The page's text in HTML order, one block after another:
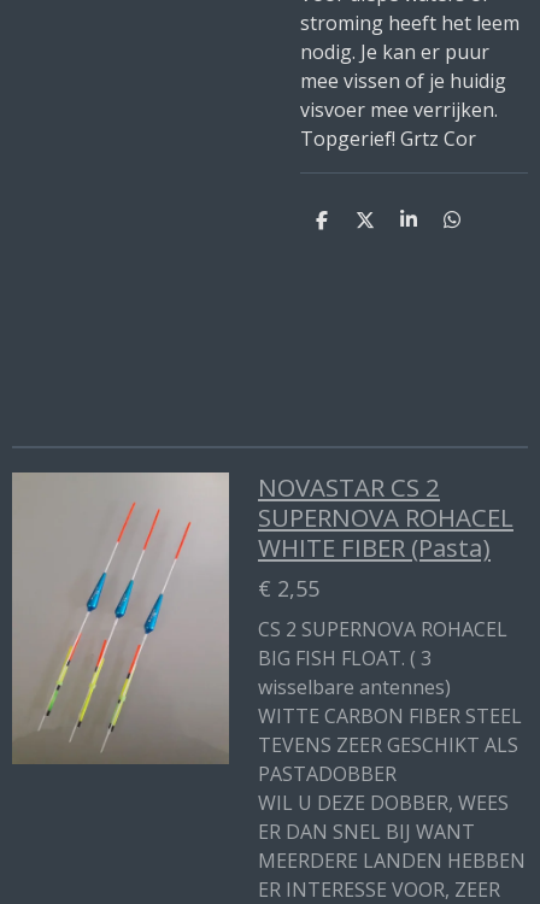
stroming heeft het leem
nodig. Je kan er puur
mee vissen of je huidig
visvoer mee verrijken.
Topgerief! Grtz Cor
D
D
S
D
NOVASTAR CS 2
SUPERNOVA ROHACEL
WHITE FIBER (Pasta)
€ 2,55
CS 2 SUPERNOVA ROHACEL
BIG FISH FLOAT. ( 3
wisselbare antennes)
WITTE CARBON FIBER STEEL
TEVENS ZEER GESCHIKT ALS
PASTADOBBER
WIL U DEZE DOBBER, WEES
ER DAN SNEL BIJ WANT
MEERDERE LANDEN HEBBEN
ER INTERESSE VOOR, ZEER